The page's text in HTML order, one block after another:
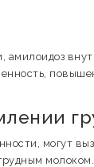
могут
молоком.